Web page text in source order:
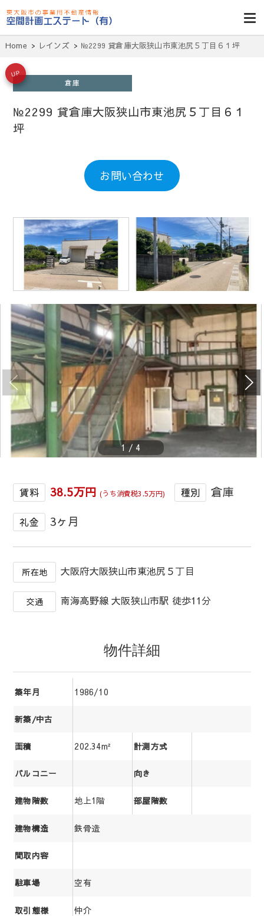
東大阪貸倉
庫・貸し工
場・賃貸事務
所・空室一
覧・空間計画
エステート
Home レインズ №2299 貸倉庫大阪狭山市東池尻５丁目６１坪
倉庫
№2299 貸倉庫大阪狭山市東池尻５丁目６１
坪
UP
お問い合わせ
1/4
賃料 38.5万円(うち消費税3.5万円) 種別 倉庫
礼金 3ヶ月
所在地 大阪府大阪狭山市東池尻５丁目
交通 南海高野線 大阪狭山市駅 徒歩11分
物件詳細
築年月 1986/10
新築/中古
面積 202.34m² 計測方式
バルコニー 向き
建物階数 地上1階 部屋階数
建物構造 鉄骨造
間取内容
駐車場 空有
取引態様 仲介